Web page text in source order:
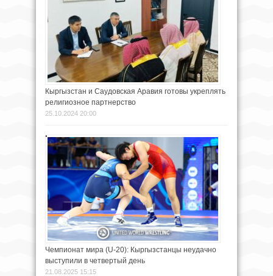
Кыргызстан и Саудовская Аравия готовы укреплять
религиозное партнерство
25.10.2024 20:00
Чемпионат мира (U-20): Кыргызстанцы неудачно
выступили в четвертый день
21.08.2025 15:15